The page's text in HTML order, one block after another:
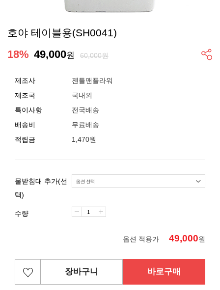
호야 테이블용(SH0041)
18% 49,000원 60,000원
제조사
젠틀맨플라워
제조국
국내외
특이사항
전국배송
배송비
무료배송
적립금
1,470원
물받침대 추가(선
택)
수량
옵션 적용가 49,000원
장바구니 바로구매